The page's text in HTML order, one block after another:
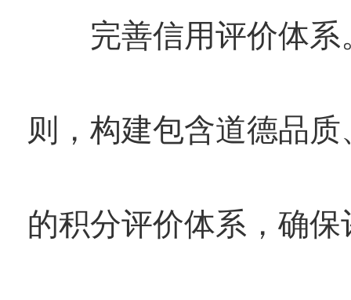
完善信用评价体系
则，构建包含道德品
的积分评价体系，确